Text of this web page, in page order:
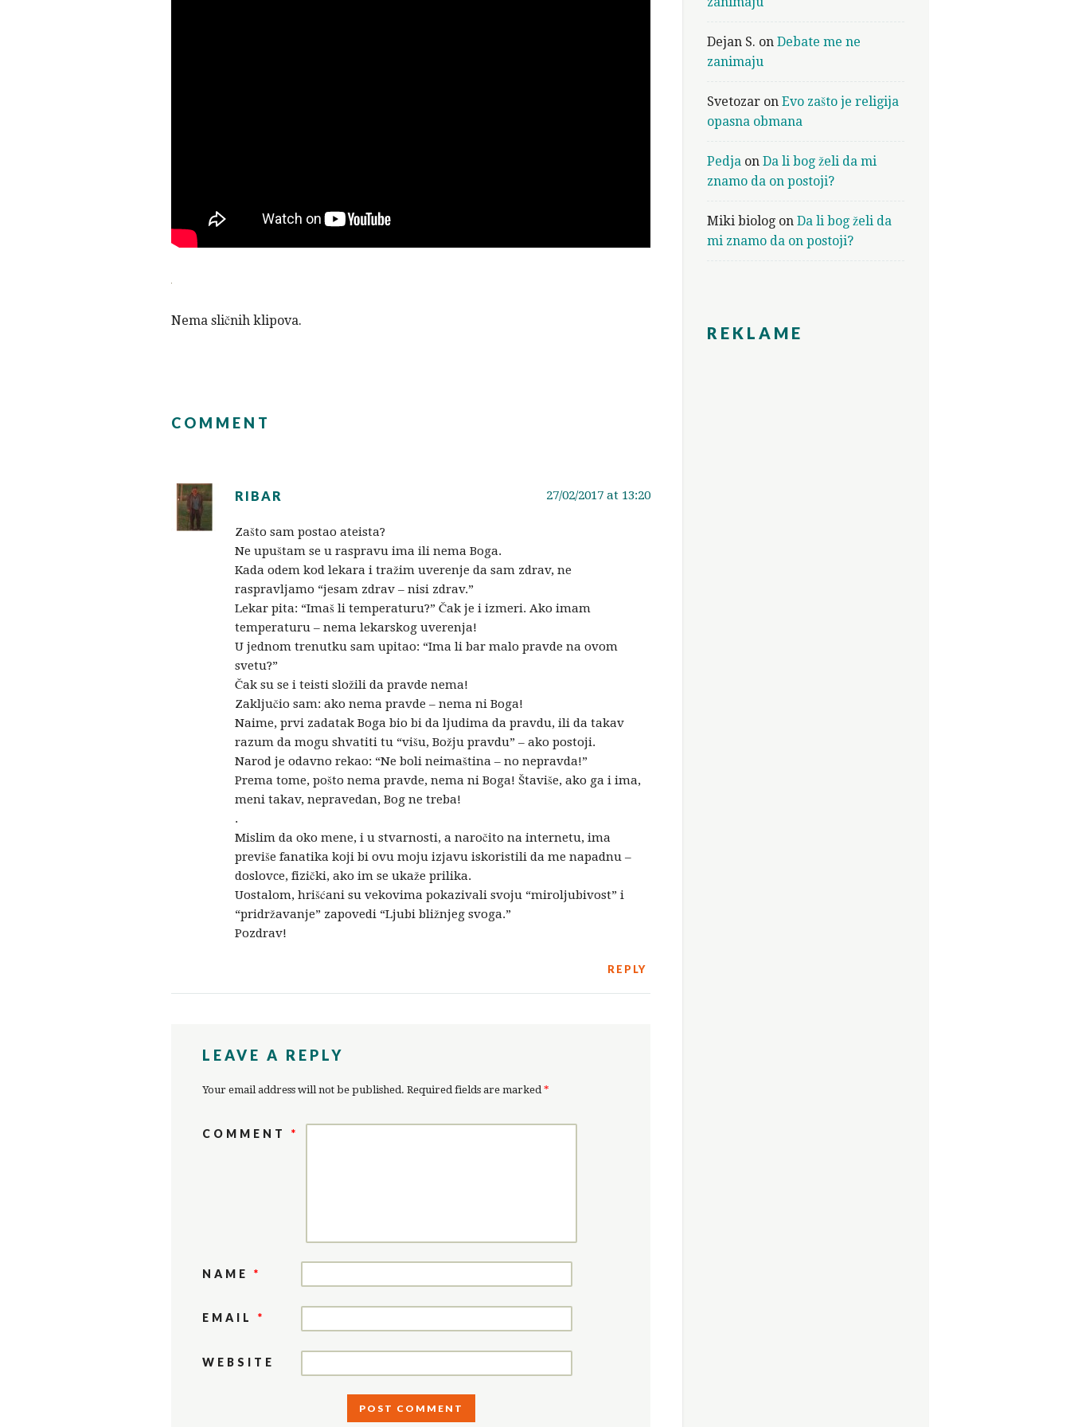
Nema sličnih klipova.
COMMENT
RIBAR 27/02/2017 at 13:20
Zašto sam postao ateista?
Ne upuštam se u raspravu ima ili nema Boga.
Kada odem kod lekara i tražim uverenje da sam zdrav, ne
raspravljamo “jesam zdrav – nisi zdrav.”
Lekar pita: “Imaš li temperaturu?” Čak je i izmeri. Ako imam
temperaturu – nema lekarskog uverenja!
U jednom trenutku sam upitao: “Ima li bar malo pravde na ovom
svetu?”
Čak su se i teisti složili da pravde nema!
Zaključio sam: ako nema pravde – nema ni Boga!
Naime, prvi zadatak Boga bio bi da ljudima da pravdu, ili da takav
razum da mogu shvatiti tu “višu, Božju pravdu” – ako postoji.
Narod je odavno rekao: “Ne boli neimaština – no nepravda!”
Prema tome, pošto nema pravde, nema ni Boga! Štaviše, ako ga i ima,
meni takav, nepravedan, Bog ne treba!
.
Mislim da oko mene, i u stvarnosti, a naročito na internetu, ima
previše fanatika koji bi ovu moju izjavu iskoristili da me napadnu –
doslovce, fizički, ako im se ukaže prilika.
Uostalom, hrišćani su vekovima pokazivali svoju “miroljubivost” i
“pridržavanje” zapovedi “Ljubi bližnjeg svoga.”
Pozdrav!
REPLY
LEAVE A REPLY
Your email address will not be published. Required fields are marked*
COMMENT *
NAME *
EMAIL *
WEBSITE
Dejan S. on Debate me ne
zanimaju
Svetozaron Evo zašto je religija
opasna obmana
Pedjaon Da li bog želi da mi
znamo da on postoji?
Miki biologon Da li bog želi da
mi znamo da on postoji?
REKLAME